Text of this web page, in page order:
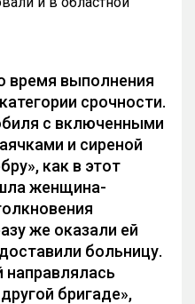
время выполнения
срочности.
с включенными
и сиреной
как в этот
женщина-
же оказали ей
больницу.
бригаде»,